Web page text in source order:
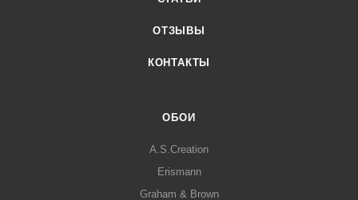
ОТЗЫВЫ
КОНТАКТЫ
ОБОИ
A.S.Creation
Erismann
Graham & Brown